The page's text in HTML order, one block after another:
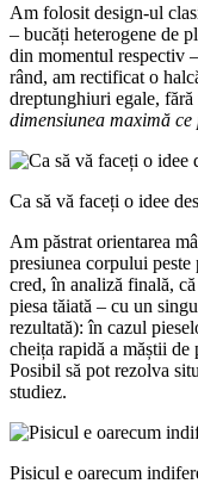
Am folosit design-ul
– bucăți heterogene de
din momentul respectiv
rând, am rectificat o
dreptunghiuri egale,
dimensiunea maximă
Ca să vă faceți o idee
Am păstrat orientarea
presiunea corpului peste
cred, în analiză finală,
piesa tăiată – cu un
rezultată): în cazul
cheița rapidă a măștii
Posibil să pot rezolva
studiez.
Pisicul e oarecum